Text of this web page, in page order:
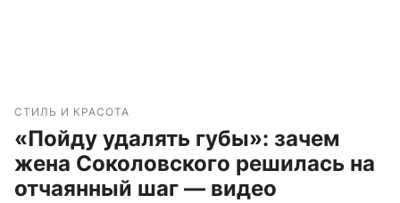
СТИЛЬ И КРАСОТА
«Пойду удалять губы»: зачем
жена Соколовского решилась на
отчаянный шаг — видео